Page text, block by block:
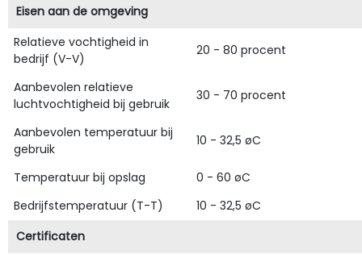
Eisen aan de omgeving
Relatieve vochtigheid in
bedrijf (V-V)
20 - 80 procent
Aanbevolen relatieve
luchtvochtigheid bij gebruik
30 - 70 procent
Aanbevolen temperatuur bij
gebruik
10 - 32,5 øC
Temperatuur bij opslag
0 - 60 øC
Bedrijfstemperatuur (T-T)
10 - 32,5 øC
Certificaten